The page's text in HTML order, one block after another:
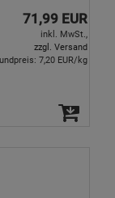
71,99 EUR
inkl. MwSt.,
zzgl. Versand
7,20 EUR/kg